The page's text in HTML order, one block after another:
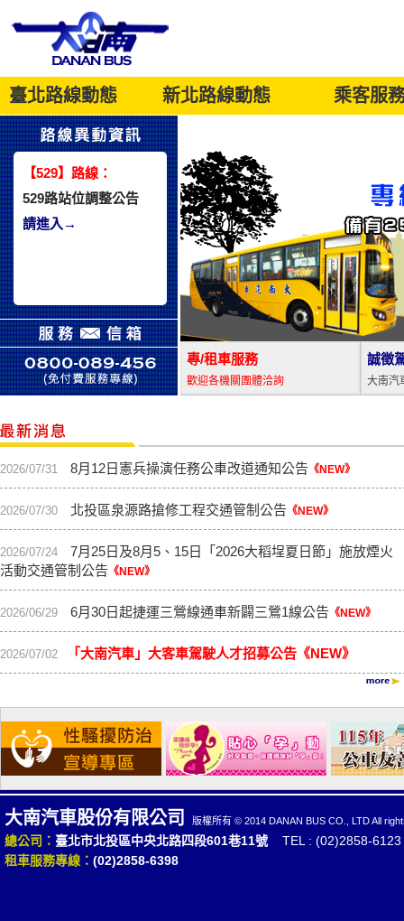
臺北路線動態 新北路線動態 乘客服
臺北市公車 營運路線新北市公車 營運路線
失物招領 乘客須知 特
【529】路線：
529路站位調整公告
請進入→
【小22】路線：
小22班次調整公告
請進入→
【216】路線：
216路調整公告
請進入→
【藍27】路線：
藍27班次調整公告
專/租車服務
歡迎各機關團體洽詢
誠徵
大南汽
2026/07/31 8月12日憲兵操演任務公車改道通知公告 《NEW》
2026/07/30 北投區泉源路搶修工程交通管制公告 《NEW》
2026/07/24
7月25日及8月5、15日「2026大稻埕夏日節」施放煙火
活動交通管制公告 《NEW》
2026/06/29 6月30日起捷運三鶯線通車新闢三鶯1線公告 《NEW》
2026/07/02 「大南汽車」大客車駕駛人才招募公告《NEW》
大南汽車股份有限公司 版權所有 © 2014 DANAN BUS CO., LTD All
總公司： 臺北市北投區中央北路四段601巷11號 TEL : (02)2858-
租車服務專線： (02)2858-6398